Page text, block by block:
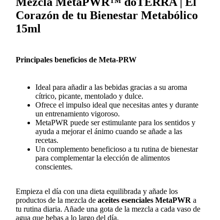
Corazón de tu Bienestar Metabólico
15ml
Principales beneficios de Meta-PRW
Ideal para añadir a las bebidas gracias a su aroma
cítrico, picante, mentolado y dulce.
Ofrece el impulso ideal que necesitas antes y durante
un entrenamiento vigoroso.
MetaPWR puede ser estimulante para los sentidos y
ayuda a mejorar el ánimo cuando se añade a las
recetas.
Un complemento beneficioso a tu rutina de bienestar
para complementar la elección de alimentos
conscientes.
Empieza el día con una dieta equilibrada y añade los
productos de la mezcla de aceites esenciales MetaPWR a
tu rutina diaria. Añade una gota de la mezcla a cada vaso de
agua que bebas a lo largo del día.